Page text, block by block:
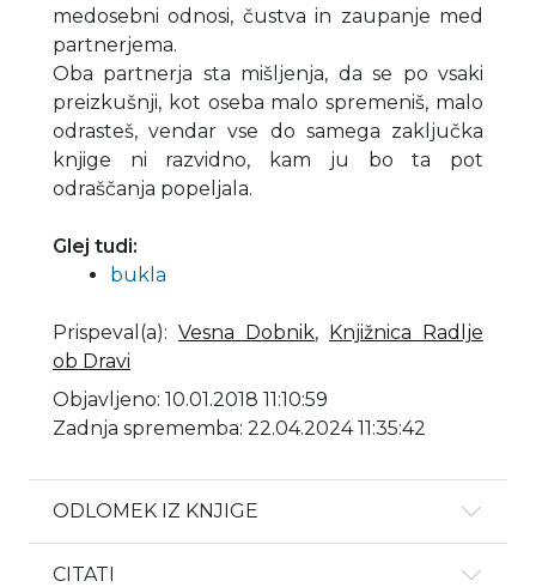
medosebni odnosi, čustva in zaupanje med
partnerjema.
Oba partnerja sta mišljenja, da se po vsaki
preizkušnji, kot oseba malo spremeniš, malo
odrasteš, vendar vse do samega zaključka
knjige ni razvidno, kam ju bo ta pot
odraščanja popeljala.
Glej tudi:
bukla
Prispeval(a): Vesna Dobnik, Knjižnica Radlje
ob Dravi
Objavljeno: 10.01.2018 11:10:59
Zadnja sprememba: 22.04.2024 11:35:42
ODLOMEK IZ KNJIGE
CITATI